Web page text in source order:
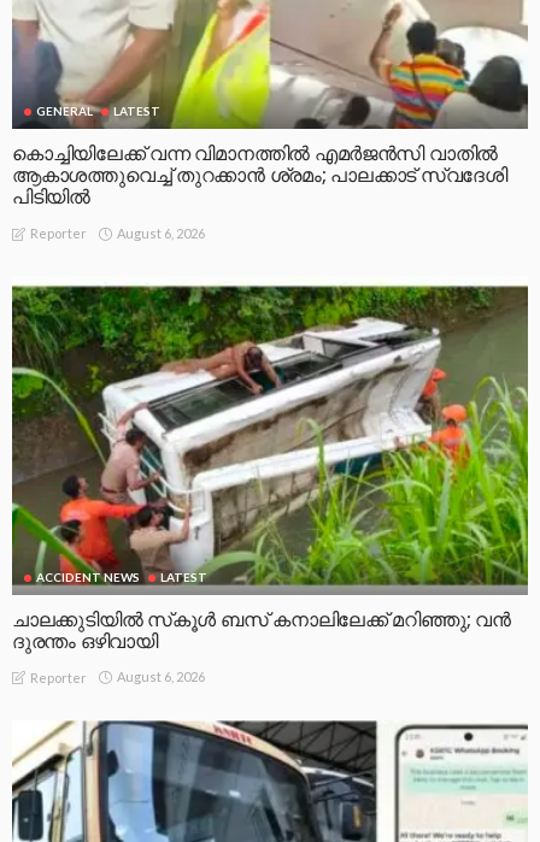
GENERAL LATEST
കൊച്ചിയിലേക്ക് വന്ന വിമാനത്തിൽ എമർജൻസി വാതിൽ
ആകാശത്തുവെച്ച് തുറക്കാൻ ശ്രമം; പാലക്കാട് സ്വദേശി
പിടിയിൽ
Reporter August 6, 2026
ACCIDENT NEWS LATEST
ചാലക്കുടിയിൽ സ്‌കൂൾ ബസ് കനാലിലേക്ക് മറിഞ്ഞു; വൻ
ദുരന്തം ഒഴിവായി
Reporter August 6, 2026